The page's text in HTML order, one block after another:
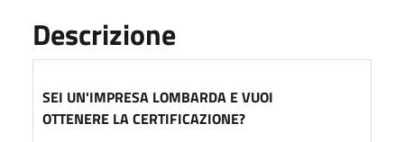
Descrizione
SEI UN'IMPRESA LOMBARDA E VUOI
OTTENERE LA CERTIFICAZIONE?